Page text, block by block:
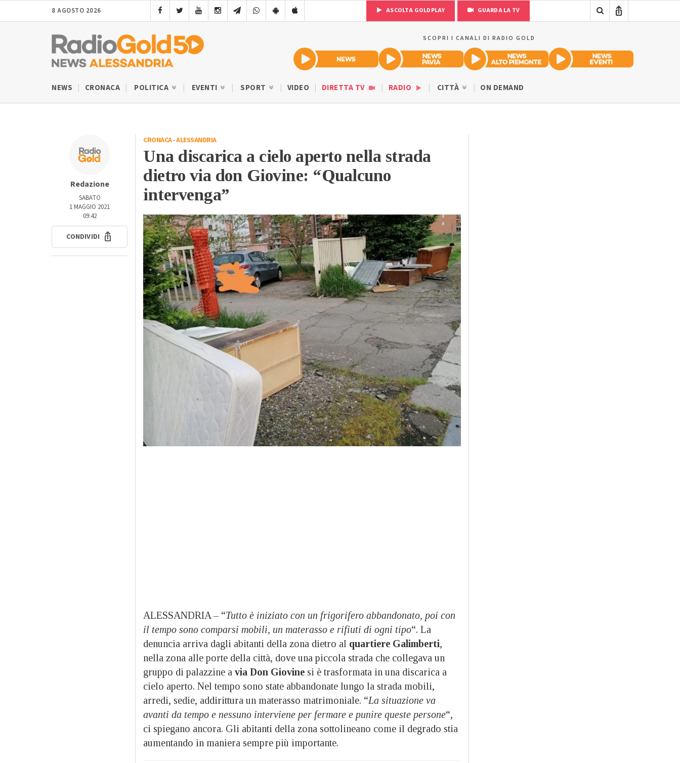
8 AGOSTO 2026 ASCOLTA GOLDPLAY GUARDA LA TV
SCOPRI I CANALI DI RADIO GOLD
NEWS CRONACA POLITICA EVENTI SPORT VIDEO DIRETTA TV RADIO CITTÀ ON DEMAND
Redazione
SABATO
1 MAGGIO 2021
09:42
CONDIVIDI
CRONACA-ALESSANDRIA
Una discarica a cielo aperto nella strada
dietro via don Giovine: “Qualcuno
intervenga”
ALESSANDRIA – “Tutto è iniziato con un frigorifero abbandonato, poi con
il tempo sono comparsi mobili, un materasso e rifiuti di ogni tipo“. La
denuncia arriva dagli abitanti della zona dietro al quartiere Galimberti,
nella zona alle porte della città, dove una piccola strada che collegava un
gruppo di palazzine a via Don Giovine si è trasformata in una discarica a
cielo aperto. Nel tempo sono state abbandonate lungo la strada mobili,
arredi, sedie, addirittura un materasso matrimoniale. “La situazione va
avanti da tempo e nessuno interviene per fermare e punire queste persone“,
ci spiegano ancora. Gli abitanti della zona sottolineano come il degrado stia
aumentando in maniera sempre più importante.